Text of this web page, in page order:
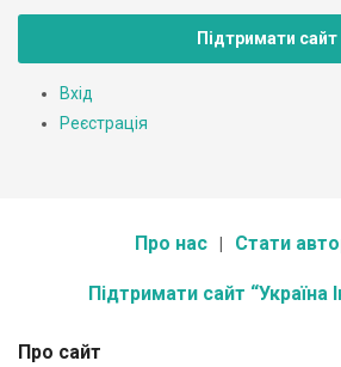
Підтримати сайт
Вхід
Реєстрація
Про нас Стати
Підтримати сайт “Україна
Про сайт